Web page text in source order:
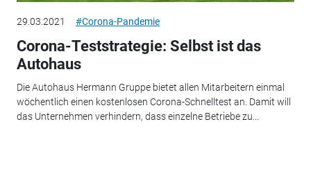
29.03.2021 #Corona-Pandemie
Corona-Teststrategie: Selbst ist das
Autohaus
Die Autohaus Hermann Gruppe bietet allen Mitarbeitern einmal
wöchentlich einen kostenlosen Corona-Schnelltest an. Damit will
das Unternehmen verhindern, dass einzelne Betriebe zu...